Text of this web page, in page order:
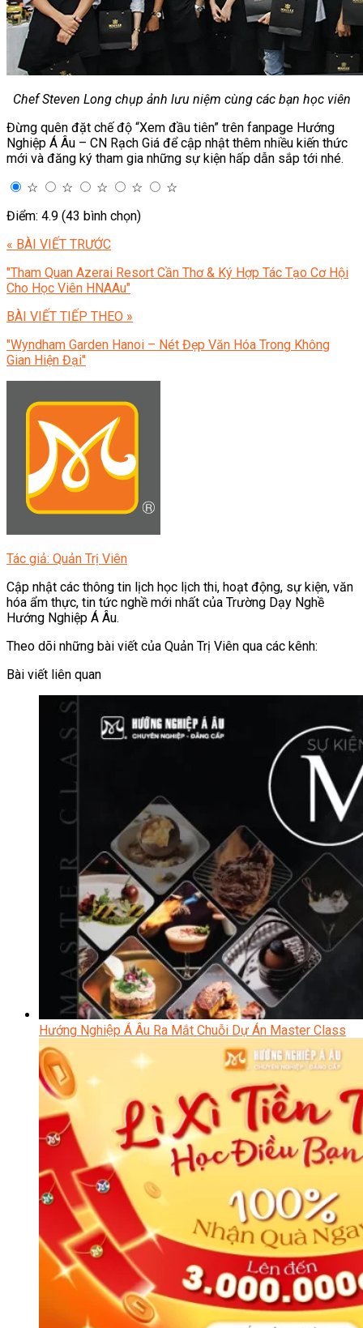
Chef Steven Long chụp ảnh lưu niệm cùng các bạn học viên
Đừng quên đặt chế độ “Xem đầu tiên” trên fanpage Hướng
Nghiệp Á Âu – CN Rạch Giá để cập nhật thêm nhiều kiến thức
mới và đăng ký tham gia những sự kiện hấp dẫn sắp tới nhé.
☆
☆ ☆ ☆
☆
Điểm: 4.9 (43 bình chọn)
« BÀI VIẾT TRƯỚC
"Tham Quan Azerai Resort Cần Thơ & Ký Hợp Tác Tạo Cơ Hội
Cho Học Viên HNAAu"
BÀI VIẾT TIẾP THEO »
"Wyndham Garden Hanoi – Nét Đẹp Văn Hóa Trong Không
Gian Hiện Đại"
Tác giả: Quản Trị Viên
Cập nhật các thông tin lịch học lịch thi, hoạt động, sự kiện, văn
hóa ẩm thực, tin tức nghề mới nhất của Trường Dạy Nghề
Hướng Nghiệp Á Âu.
Theo dõi những bài viết của Quản Trị Viên qua các kênh:
Bài viết liên quan
Hướng Nghiệp Á Âu Ra Mắt Chuỗi Dự Án Master Class